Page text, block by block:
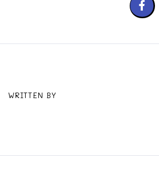
WRITTEN BY